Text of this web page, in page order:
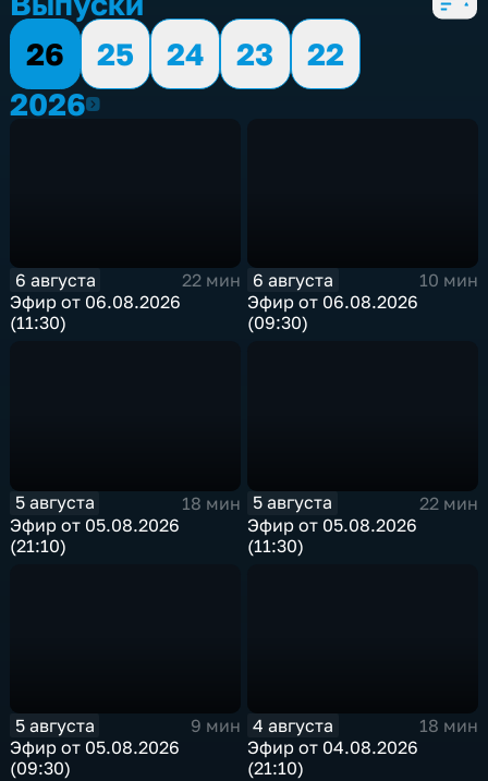
26
25 24 23
22
20262026
6 августа
22 мин
Эфир от 06.08.2026
(11:30)
6 августа
10 мин
Эфир от 06.08.2026
(09:30)
5 августа
18 мин
Эфир от 05.08.2026
(21:10)
5 августа
22 мин
Эфир от 05.08.2026
(11:30)
5 августа
9 мин
Эфир от 05.08.2026
(09:30)
4 августа
18 мин
Эфир от 04.08.2026
(21:10)